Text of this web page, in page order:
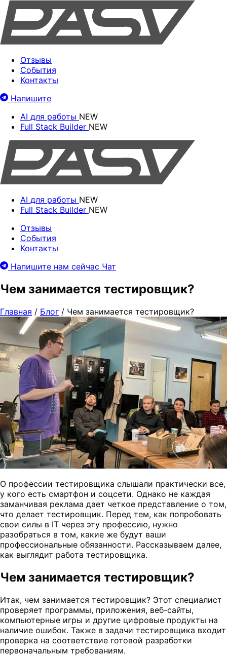
Отзывы
События
Контакты
Напишите
AI для работы NEW
Full Stack Builder NEW
AI для работы NEW
Full Stack Builder NEW
Отзывы
События
Контакты
Напишите нам сейчас Чат
Чем занимается тестировщик?
Главная / Блог / Чем занимается тестировщик?
О профессии тестировщика слышали практически все,
у кого есть смартфон и соцсети. Однако не каждая
заманчивая реклама дает четкое представление о том,
что делает тестировщик. Перед тем, как попробовать
свои силы в IT через эту профессию, нужно
разобраться в том, какие же будут ваши
профессиональные обязанности. Рассказываем далее,
как выглядит работа тестировщика.
Чем занимается тестировщик?
Итак, чем занимается тестировщик? Этот специалист
проверяет программы, приложения, веб-сайты,
компьютерные игры и другие цифровые продукты на
наличие ошибок. Также в задачи тестировщика входит
проверка на соответствие готовой разработки
первоначальным требованиям.